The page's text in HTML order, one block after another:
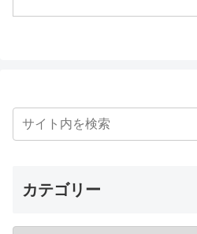
カテゴリー